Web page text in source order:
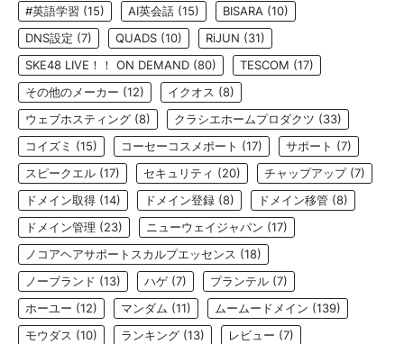
#英語学習 (15) AI英会話 (15) BISARA (10)
DNS設定 (7) QUADS (10) RiJUN (31)
SKE48 LIVE！！ ON DEMAND (80) TESCOM (17)
その他のメーカー (12) イクオス (8)
ウェブホスティング (8) クラシエホームプロダクツ (33)
コイズミ (15) コーセーコスメポート (17) サポート (7)
スピークエル (17) セキュリティ (20) チャップアップ(7)
ドメイン取得 (14) ドメイン登録 (8) ドメイン移管 (8)
ドメイン管理 (23) ニューウェイジャパン (17)
ノコアヘアサポートスカルプエッセンス (18)
ノーブランド (13) ハゲ (7) プランテル (7)
ホーユー (12) マンダム (11) ムームードメイン (139)
モウダス (10) ランキング (13) レビュー (7)